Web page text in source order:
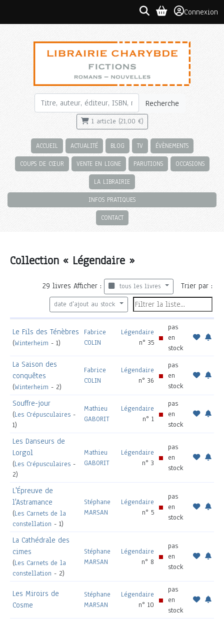
Connexion
Recherche
1 article (21,00 €)
ACCUEIL ACTUALITÉ BLOG TV ÉVÈNEMENTS
COUPS DE CŒUR VENTE EN LIGNE PARUTIONS OCCASIONS
LA LIBRAIRIE
INFOS PRATIQUES
CONTACT
Collection « Légendaire »
29 livresAfficher : tous les livres Trier par :
date d'ajout au stock
Le Fils des Ténèbres
(Winterheim - 1)
Fabrice
COLIN
Légendaire
n° 35
pas
en
stock
La Saison des
conquêtes
(Winterheim - 2)
Fabrice
COLIN
Légendaire
n° 36
pas
en
stock
Souffre-jour
(Les Crépusculaires -
1)
Mathieu
GABORIT
Légendaire
n° 1
pas
en
stock
Les Danseurs de
Lorgol
(Les Crépusculaires -
2)
Mathieu
GABORIT
Légendaire
n° 3
pas
en
stock
L'Épreuve de
l'Astramance
(Les Carnets de la
constellation - 1)
Stéphane
MARSAN
Légendaire
n° 5
pas
en
stock
La Cathédrale des
cimes
(Les Carnets de la
constellation - 2)
Stéphane
MARSAN
Légendaire
n° 8
pas
en
stock
Les Miroirs de
Cosme
Stéphane
MARSAN
Légendaire
n° 10
pas
en
stock